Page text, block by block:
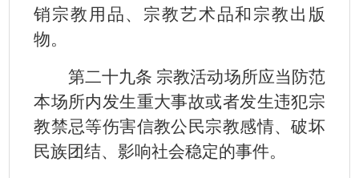
销宗教用品、宗教艺术品和宗教出版
物。
第二十九条 宗教活动场所应当防范
本场所内发生重大事故或者发生违犯宗
教禁忌等伤害信教公民宗教感情、破坏
民族团结、影响社会稳定的事件。